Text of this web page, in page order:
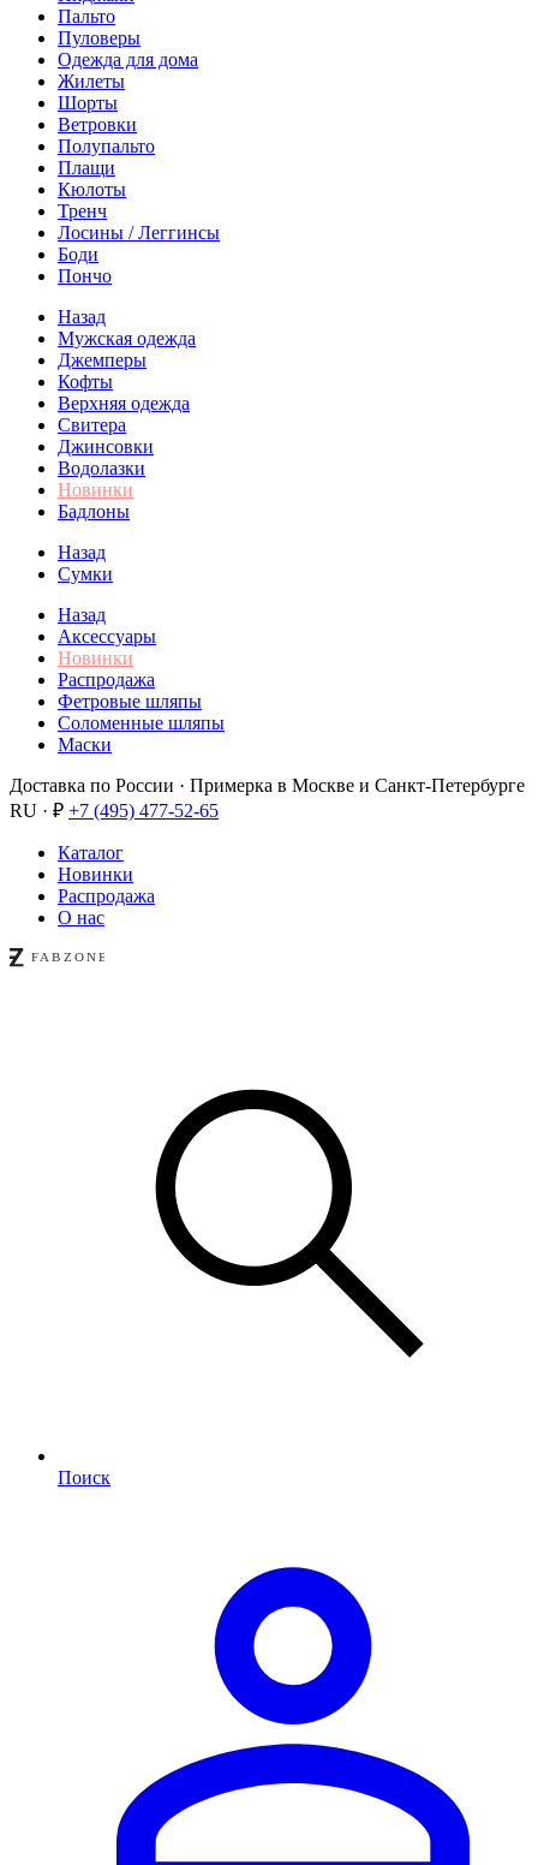
Пальто
Пуловеры
Одежда для дома
Жилеты
Шорты
Ветровки
Полупальто
Плащи
Кюлоты
Тренч
Лосины / Леггинсы
Боди
Пончо
Назад
Мужская одежда
Джемперы
Кофты
Верхняя одежда
Свитера
Джинсовки
Водолазки
Новинки
Бадлоны
Назад
Сумки
Назад
Аксессуары
Новинки
Распродажа
Фетровые шляпы
Соломенные шляпы
Маски
Доставка по России · Примерка в Москве и Санкт-Петербурге
RU · ₽ +7 (495) 477-52-65
Каталог
Новинки
Распродажа
О нас
Поиск